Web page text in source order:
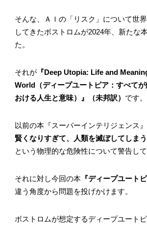
そんな、ＡＩの「リスク」について世
してきたボストロムが2024年、新たな
た。
それが 『Deep Utopia: Life and
World（ディープユートピア：すべて
おける人生と意味）』（未邦訳） です。
以前の本『スーパーインテリジェンス』
賢くなりすぎて、人類を滅ぼしてしまう
という物理的な危険性について警告して
それに対し今回の本 『ディープユートピ
違う角度から問題を投げかけます。
ボストロムが想定するディープユート